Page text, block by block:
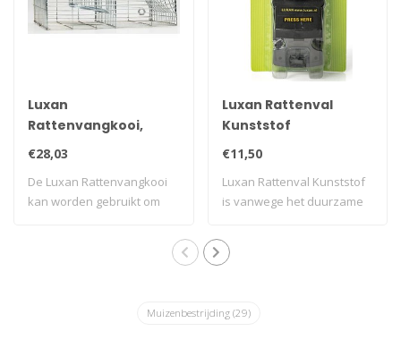
Luxan
Rattenvangkooi,
tegen ratten
€28,03
De Luxan Rattenvangkooi
kan worden gebruikt om
Luxan Rattenval
Kunststof
€11,50
Luxan Rattenval Kunststof
is vanwege het duurzame
Muizenbestrijding (29)